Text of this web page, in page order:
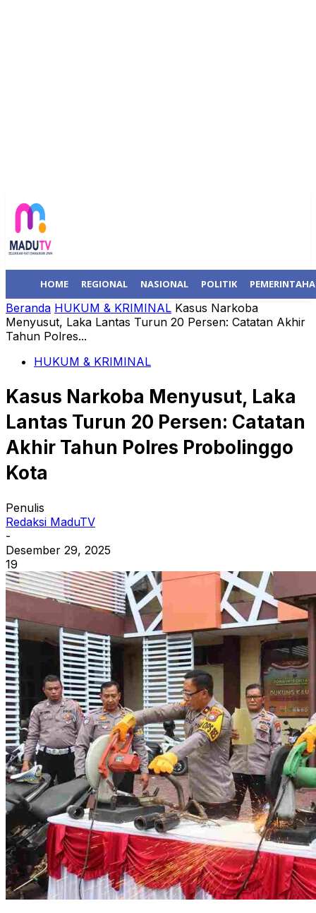
HOME REGIONAL NASIONAL POLITIK
Beranda HUKUM & KRIMINAL Kasus Narkoba
Menyusut, Laka Lantas Turun 20 Persen: Catatan Akhir
Tahun Polres...
HUKUM & KRIMINAL
Kasus Narkoba Menyusut, Laka
Lantas Turun 20 Persen: Catatan
Akhir Tahun Polres Probolinggo
Kota
Penulis
Redaksi MaduTV
-
Desember 29, 2025
19